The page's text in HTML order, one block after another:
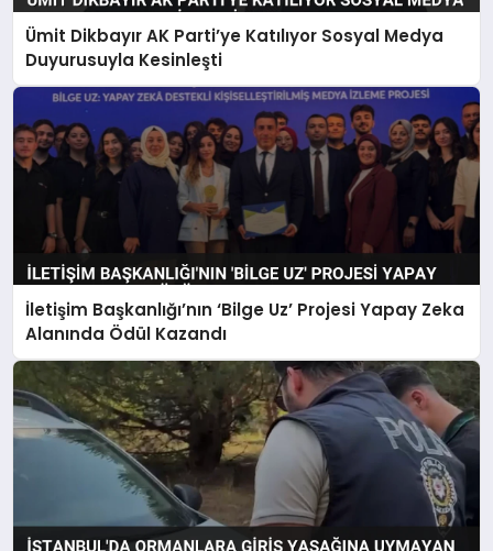
Ümit Dikbayır AK Parti’ye Katılıyor Sosyal Medya
Duyurusuyla Kesinleşti
İletişim Başkanlığı’nın ‘Bilge Uz’ Projesi Yapay Zeka
Alanında Ödül Kazandı